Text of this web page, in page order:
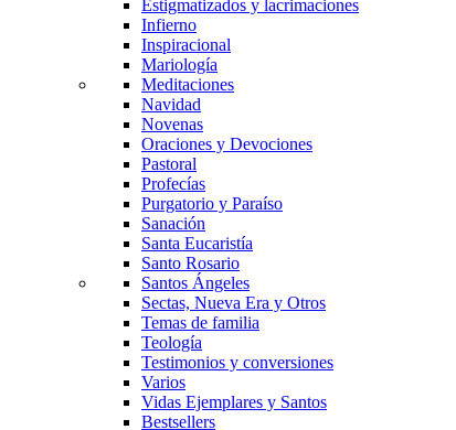
Estigmatizados y lacrimaciones
Infierno
Inspiracional
Mariología
Meditaciones
Navidad
Novenas
Oraciones y Devociones
Pastoral
Profecías
Purgatorio y Paraíso
Sanación
Santa Eucaristía
Santo Rosario
Santos Ángeles
Sectas, Nueva Era y Otros
Temas de familia
Teología
Testimonios y conversiones
Varios
Vidas Ejemplares y Santos
Bestsellers